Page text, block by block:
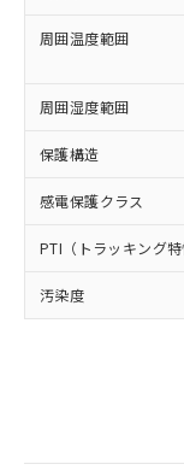
周囲温度範囲
周囲湿度範囲
保護構造
感電保護クラス
PTI（トラッキング特
汚染度
正
様
ム
オ
在庫
事
示し
マ
ビ
品・
ルベンジル（
（DBP）
但し、RoHS
適用除外項目
フタル酸エ
図的な使用が
部品在庫
月が前後
ニル類) :
ル類) :
DBP(フタル
イソブチル)
DEHP(フタル
「ｅ」：
準値以下
「10」：
質が外部
及ぼさな
当
全
い
当
ル
武
当社
場
該第
販
法
り引